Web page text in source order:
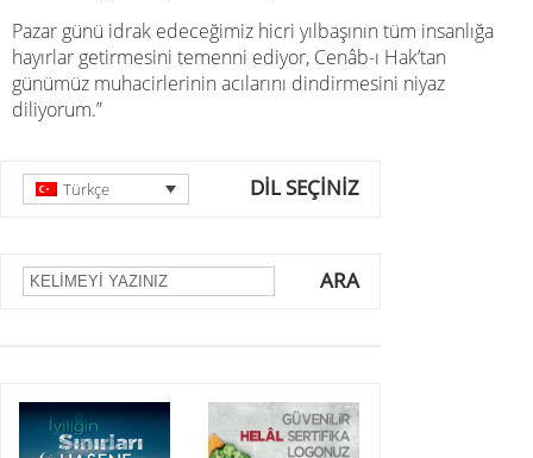
Pazar günü idrak edeceğimiz hicri yılbaşının tüm insanlığa
hayırlar getirmesini temenni ediyor, Cenâb-ı Hak’tan
günümüz muhacirlerinin acılarını dindirmesini niyaz
diliyorum.”
DİL SEÇİNİZ
Türkçe
ARA